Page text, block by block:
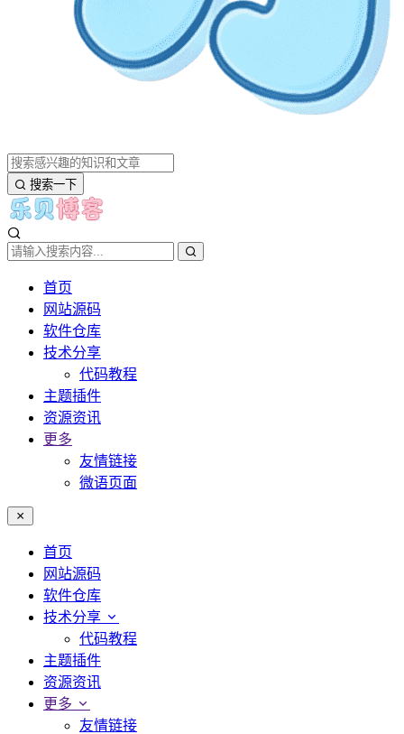
搜索一下
首页
网站源码
软件仓库
技术分享
代码教程
主题插件
资源资讯
更多
友情链接
微语页面
首页
网站源码
软件仓库
技术分享
代码教程
主题插件
资源资讯
更多
友情链接